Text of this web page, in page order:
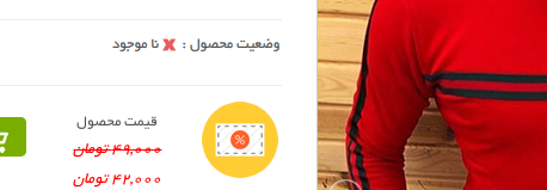
قیمت محصول
49,000 تومان
42,000 تومان